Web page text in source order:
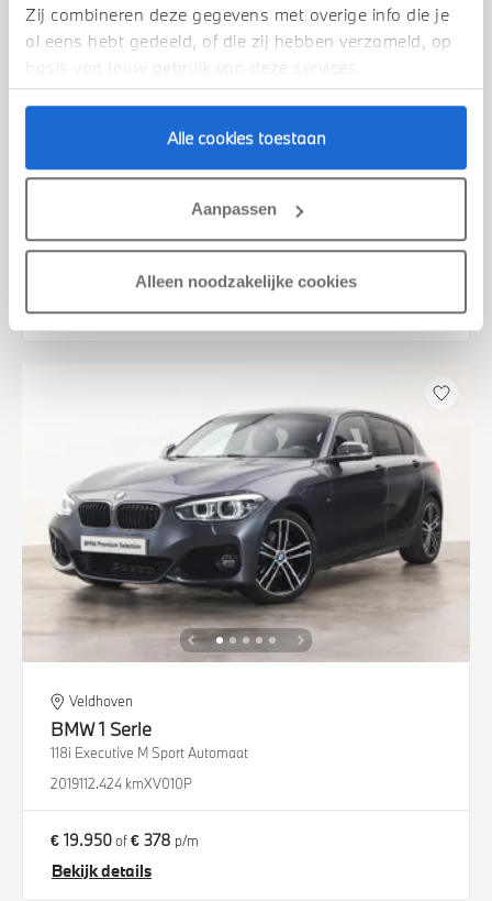
Zij combineren deze gegevens met overige info die je
al eens hebt gedeeld, of die zij hebben verzameld, op
basis van jouw gebruik van deze services.
Alle cookies toestaan
Aanpassen
Alleen noodzakelijke cookies
MINIClubman
€ 434p/m
Bekijk details
Veldhoven
BMW1 Serie
118i Executive M Sport Automaat
2019112.424 kmXV010P
€ 19.950of€ 378 p/m
Bekijk details